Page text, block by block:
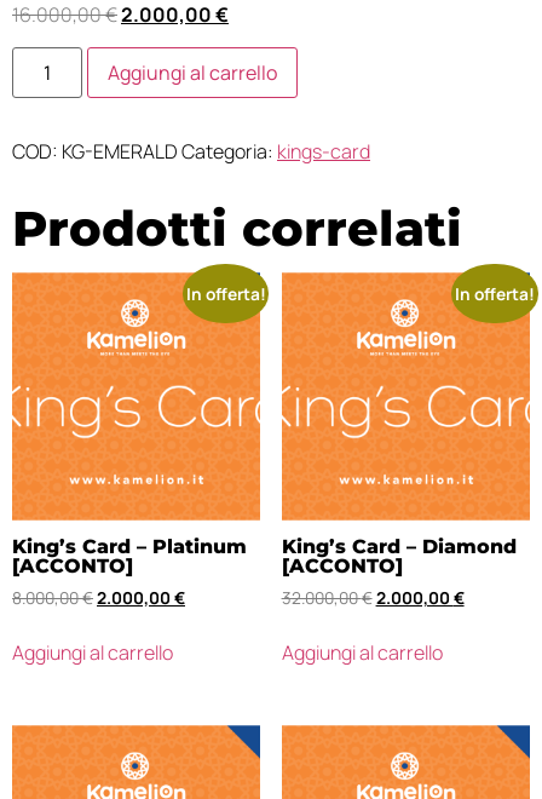
16.000,00€2.000,00€
Aggiungi al carrello
COD: KG-EMERALDCategoria: kings-card
Prodotti correlati
In offerta!
King’s Card – Platinum
[ACCONTO]
8.000,00€2.000,00 €
Aggiungi al carrello
In offerta!
King’s Card – Diamond
[ACCONTO]
32.000,00€2.000,00 €
Aggiungi al carrello